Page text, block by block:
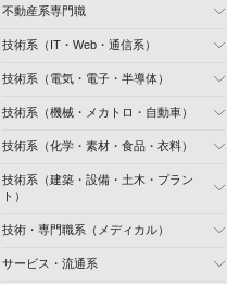
不動産系専門職
技術系（IT・Web・通信系）
技術系（電気・電子・半導体）
技術系（機械・メカトロ・自動車）
技術系（化学・素材・食品・衣料）
技術系（建築・設備・土木・プラン
ト）
技術・専門職系（メディカル）
サービス・流通系